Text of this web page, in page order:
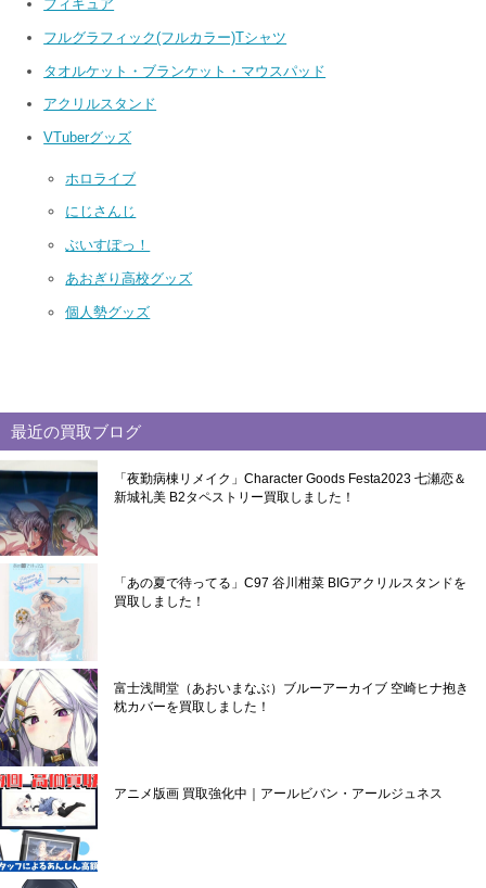
フィギュア
フルグラフィック(フルカラー)Tシャツ
タオルケット・ブランケット・マウスパッド
アクリルスタンド
VTuberグッズ
ホロライブ
にじさんじ
ぶいすぽっ！
あおぎり高校グッズ
個人勢グッズ
最近の買取ブログ
「夜勤病棟リメイク」Character Goods Festa2023 七瀬恋＆
新城礼美 B2タペストリー買取しました！
「あの夏で待ってる」C97 谷川柑菜 BIGアクリルスタンドを
買取しました！
富士浅間堂（あおいまなぶ）ブルーアーカイブ 空崎ヒナ抱き
枕カバーを買取しました！
アニメ版画 買取強化中｜アールビバン・アールジュネス